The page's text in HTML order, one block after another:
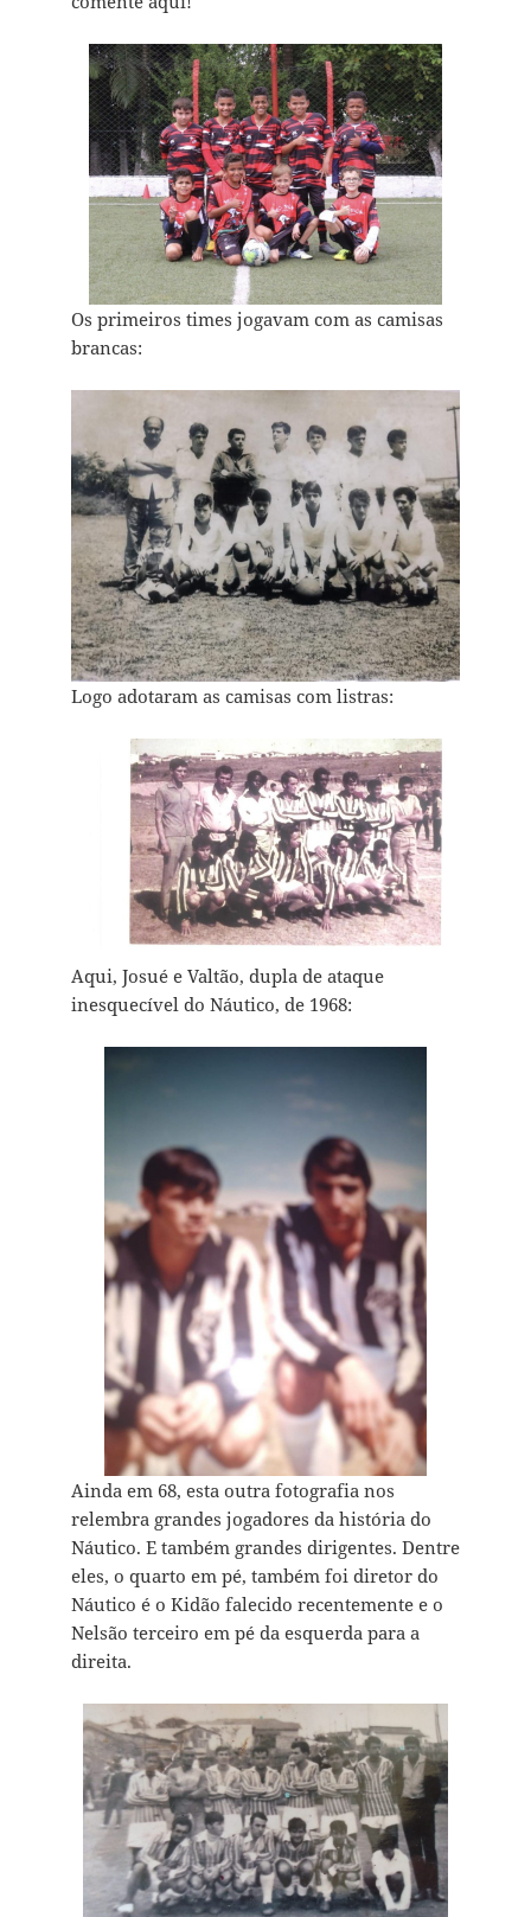
Os primeiros times jogavam com as camisas
brancas:
Logo adotaram as camisas com listras:
Aqui, Josué e Valtão, dupla de ataque
inesquecível do Náutico, de 1968:
Ainda em 68, esta outra fotografia nos
relembra grandes jogadores da história do
Náutico. E também grandes dirigentes. Dentre
eles, o quarto em pé, também foi diretor do
Náutico é o Kidão falecido recentemente e o
Nelsão terceiro em pé da esquerda para a
direita.